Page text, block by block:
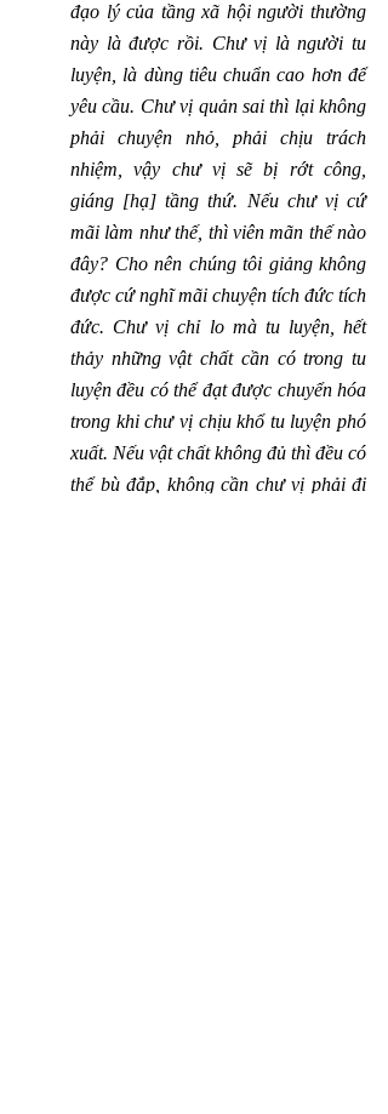
đạo lý của tầng xã hội người thường
này là được rồi. Chư vị là người tu
luyện, là dùng tiêu chuẩn cao hơn để
yêu cầu. Chư vị quản sai thì lại không
phải chuyện nhỏ, phải chịu trách
nhiệm, vậy chư vị sẽ bị rớt công,
giáng [hạ] tầng thứ. Nếu chư vị cứ
mãi làm như thế, thì viên mãn thế nào
đây? Cho nên chúng tôi giảng không
được cứ nghĩ mãi chuyện tích đức tích
đức. Chư vị chỉ lo mà tu luyện, hết
thảy những vật chất cần có trong tu
luyện đều có thể đạt được chuyển hóa
trong khi chư vị chịu khổ tu luyện phó
xuất. Nếu vật chất không đủ thì đều có
thể bù đắp, không cần chư vị phải đi